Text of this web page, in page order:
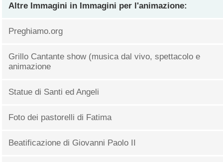
Altre Immagini in Immagini per l'animazione:
Preghiamo.org
Grillo Cantante show (musica dal vivo, spettacolo e
animazione
Statue di Santi ed Angeli
Foto dei pastorelli di Fatima
Beatificazione di Giovanni Paolo II